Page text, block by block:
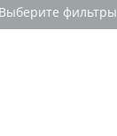
Выберите фильтры